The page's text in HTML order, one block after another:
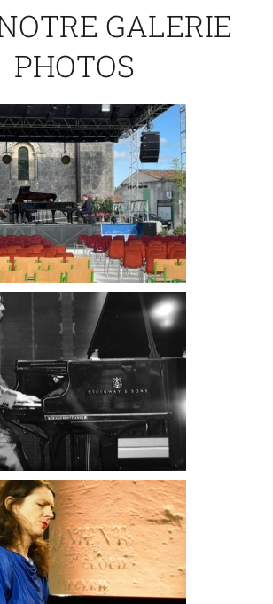
GALERIE
PHOTOS